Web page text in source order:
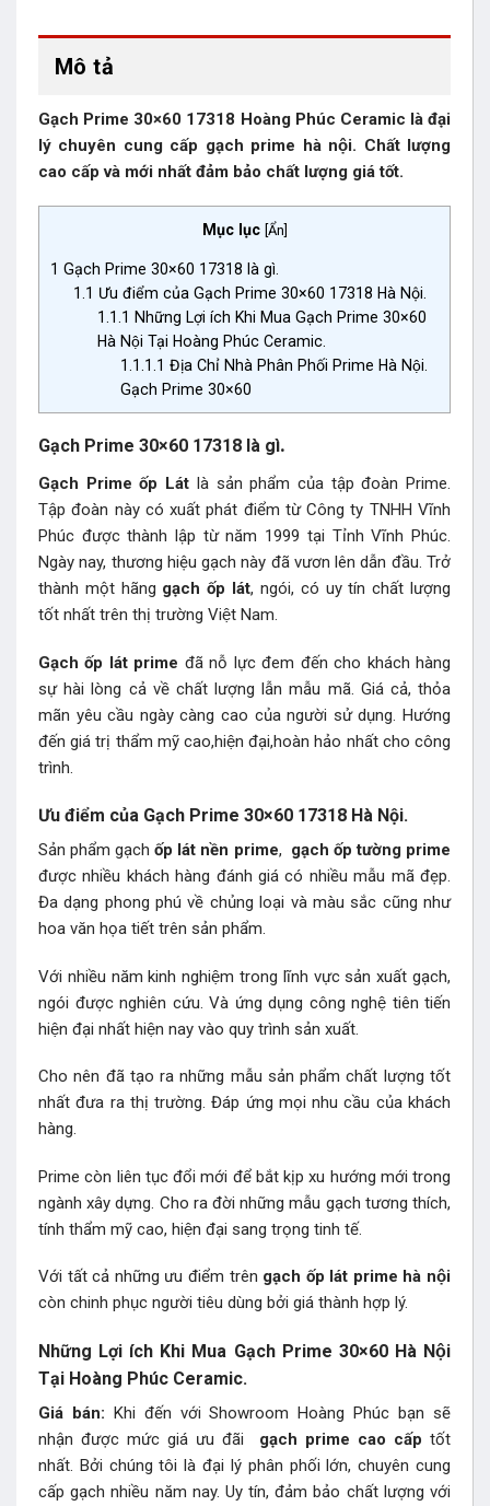
Mô tả
Gạch Prime 30×60 17318 Hoàng Phúc Ceramic là đại
lý chuyên cung cấp gạch prime hà nội. Chất lượng
cao cấp và mới nhất đảm bảo chất lượng giá tốt.
Mục lục Ẩn
1 Gạch Prime 30×60 17318 là gì.
1.1 Ưu điểm của Gạch Prime 30×60 17318 Hà Nội.
1.1.1 Những Lợi ích Khi Mua Gạch Prime 30×60
Hà Nội Tại Hoàng Phúc Ceramic.
1.1.1.1 Địa Chỉ Nhà Phân Phối Prime Hà Nội.
Gạch Prime 30×60
Gạch Prime 30×60 17318 là gì.
Gạch Prime ốp Lát là sản phẩm của tập đoàn Prime.
Tập đoàn này có xuất phát điểm từ Công ty TNHH Vĩnh
Phúc được thành lập từ năm 1999 tại Tỉnh Vĩnh Phúc.
Ngày nay, thương hiệu gạch này đã vươn lên dẫn đầu. Trở
thành một hãng gạch ốp lát, ngói, có uy tín chất lượng
tốt nhất trên thị trường Việt Nam.
Gạch ốp lát prime đã nỗ lực đem đến cho khách hàng
sự hài lòng cả về chất lượng lẫn mẫu mã. Giá cả, thỏa
mãn yêu cầu ngày càng cao của người sử dụng. Hướng
đến giá trị thẩm mỹ cao,hiện đại,hoàn hảo nhất cho công
trình.
Ưu điểm của Gạch Prime 30×60 17318 Hà Nội.
Sản phẩm gạchốp lát nền prime, gạch ốp tường prime
được nhiều khách hàng đánh giá có nhiều mẫu mã đẹp.
Đa dạng phong phú về chủng loại và màu sắc cũng như
hoa văn họa tiết trên sản phẩm.
Với nhiều năm kinh nghiệm trong lĩnh vực sản xuất gạch,
ngói được nghiên cứu. Và ứng dụng công nghệ tiên tiến
hiện đại nhất hiện nay vào quy trình sản xuất.
Cho nên đã tạo ra những mẫu sản phẩm chất lượng tốt
nhất đưa ra thị trường. Đáp ứng mọi nhu cầu của khách
hàng.
Prime còn liên tục đổi mới để bắt kịp xu hướng mới trong
ngành xây dựng. Cho ra đời những mẫu gạch tương thích,
tính thẩm mỹ cao, hiện đại sang trọng tinh tế.
Với tất cả những ưu điểm trên gạch ốp lát prime hà nội
còn chinh phục người tiêu dùng bởi giá thành hợp lý.
Những Lợi ích Khi Mua Gạch Prime 30×60 Hà Nội
Tại Hoàng Phúc Ceramic.
Giá bán:
Khi đến với Showroom Hoàng Phúc bạn sẽ
nhận được mức giá ưu đãi gạch prime cao cấp tốt
nhất. Bởi chúng tôi là đại lý phân phối lớn, chuyên cung
cấp gạch nhiều năm nay. Uy tín, đảm bảo chất lượng với